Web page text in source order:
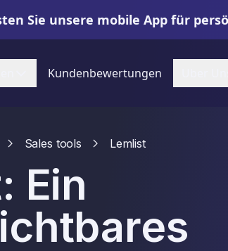
Sie unsere mobile App für
Kundenbewertungen
Sales tools Lemlist
Ein